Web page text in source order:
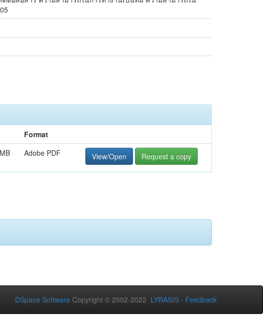
Format
Adobe PDF View/Open Request a copy
DSpace Software Copyright © 2002-2022 LYRASIS - Feedback